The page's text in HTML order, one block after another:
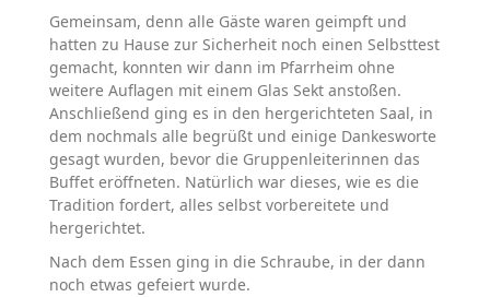
Gemeinsam, denn alle Gäste waren geimpft und
hatten zu Hause zur Sicherheit noch einen Selbsttest
gemacht, konnten wir dann im Pfarrheim ohne
weitere Auflagen mit einem Glas Sekt anstoßen.
Anschließend ging es in den hergerichteten Saal, in
dem nochmals alle begrüßt und einige Dankesworte
gesagt wurden, bevor die Gruppenleiterinnen das
Buffet eröffneten. Natürlich war dieses, wie es die
Tradition fordert, alles selbst vorbereitete und
hergerichtet.
Nach dem Essen ging in die Schraube, in der dann
noch etwas gefeiert wurde.